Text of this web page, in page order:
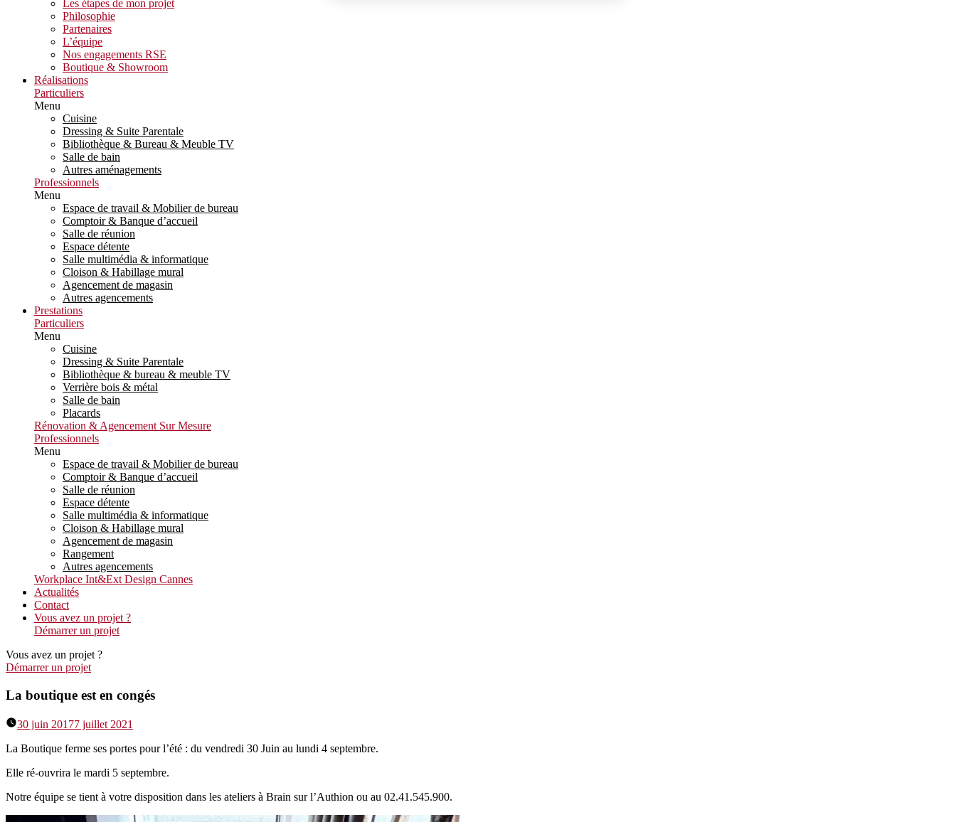
Les étapes de mon projet
Philosophie
Partenaires
L’équipe
Nos engagements RSE
Boutique & Showroom
Réalisations
Particuliers
Menu
Cuisine
Dressing & Suite Parentale
Bibliothèque & Bureau & Meuble TV
Salle de bain
Autres aménagements
Professionnels
Menu
Espace de travail & Mobilier de bureau
Comptoir & Banque d’accueil
Salle de réunion
Espace détente
Salle multimédia & informatique
Cloison & Habillage mural
Agencement de magasin
Autres agencements
Prestations
Particuliers
Menu
Cuisine
Dressing & Suite Parentale
Bibliothèque & bureau & meuble TV
Verrière bois & métal
Salle de bain
Placards
Rénovation & Agencement Sur Mesure
Professionnels
Menu
Espace de travail & Mobilier de bureau
Comptoir & Banque d’accueil
Salle de réunion
Espace détente
Salle multimédia & informatique
Cloison & Habillage mural
Agencement de magasin
Rangement
Autres agencements
Workplace Int&Ext Design Cannes
Actualités
Contact
Vous avez un projet ?
Démarrer un projet
Vous avez un projet ?
Démarrer un projet
La boutique est en congés
30 juin 20177 juillet 2021
La Boutique ferme ses portes pour l’été : du vendredi 30 Juin au lundi 4 septembre.
Elle ré-ouvrira le mardi 5 septembre.
Notre équipe se tient à votre disposition dans les ateliers à Brain sur l’Authion ou au 02.41.545.900.